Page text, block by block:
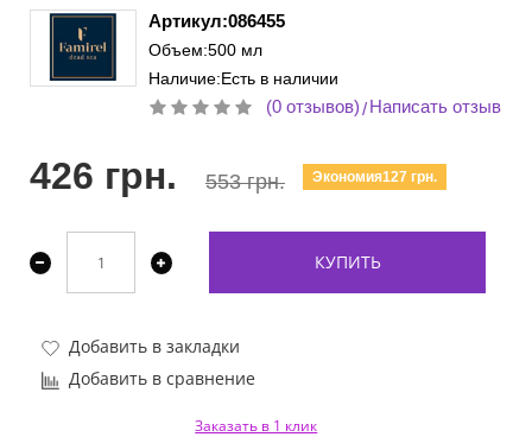
Артикул:086455
Объем:500 мл
Наличие:Есть в наличии
(0 отзывов)/Написать отзыв
426 грн. 553 грн. Экономия127 грн.
КУПИТЬ
Добавить в закладки
Добавить в сравнение
Заказать в 1 клик